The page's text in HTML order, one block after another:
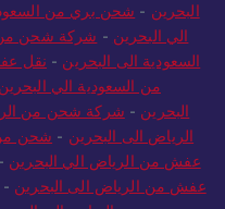
البحرين - شحن بري من
الي البحرين - شركة شحن من
السعودية الى البحرين - نقل
من السعودية الي البحرين
البحرين - شركة شحن من
الرياض الى البحرين - شحن من
عفش من الرياض الي البحرين -
عفش من الرياض الى البحرين -